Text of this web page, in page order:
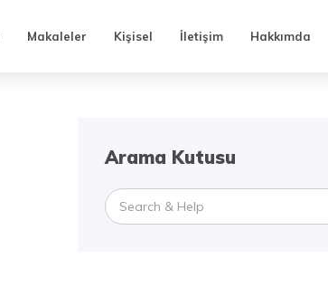
Makaleler Kişisel İletişim Hakkımda
Arama Kutusu
Search
for: